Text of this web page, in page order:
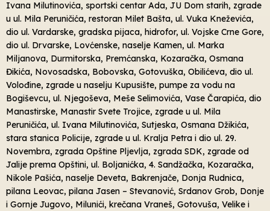
Ivana Milutinovića, sportski centar Ada, JU Dom starih, zgrade
u ul. Mila Peruničića, restoran Milet Bašta, ul. Vuka Kneževića,
dio ul. Vardarske, gradska pijaca, hidrofor, ul. Vojske Crne Gore,
dio ul. Drvarske, Lovćenske, naselje Kamen, ul. Marka
Miljanova, Durmitorska, Premćanska, Kozaračka, Osmana
Đikića, Novosadska, Bobovska, Gotovuška, Obilićeva, dio ul.
Volođine, zgrade u naselju Kupusište, pumpe za vodu na
Bogiševcu, ul. Njegoševa, Meše Selimovića, Vase Čarapića, dio
Manastirske, Manastir Svete Trojice, zgrade u ul. Mila
Peruničića, ul. Ivana Milutinovića, Sutjeska, Osmana Džikića,
stara stanica Policije, zgrade u ul. Kralja Petra i dio ul. 29.
Novembra, zgrada Opštine Pljevlja, zgrada SDK, zgrade od
Jalije prema Opštini, ul. Boljanićka, 4. Sandžačka, Kozaračka,
Nikole Pašića, naselje Deveta, Bakrenjače, Donja Rudnica,
pilana Leovac, pilana Jasen – Stevanović, Srdanov Grob, Donje
i Gornje Jugovo, Milunići, krečana Vraneš, Gotovuša, Velike i